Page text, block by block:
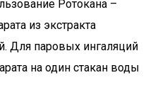
Ротокана –
из экстракта
Для паровых ингаляций
на один стакан воды